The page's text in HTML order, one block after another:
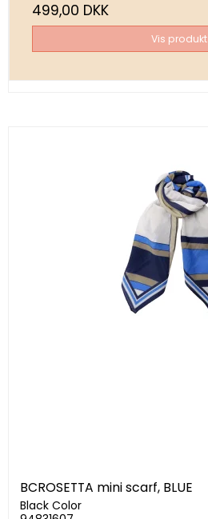
499,00 DKK
Vis produkt
BCROSETTA mini scarf, BLUE
Black Color